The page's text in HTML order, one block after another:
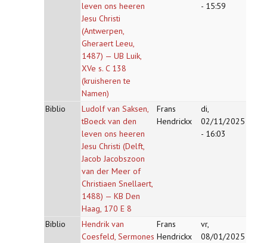
leven ons heeren
Jesu Christi
(Antwerpen,
Gheraert Leeu,
1487) — UB Luik,
XVe s. C 138
(kruisheren te
Namen)
- 15:59
Biblio
Ludolf van Saksen,
tBoeck van den
leven ons heeren
Jesu Christi (Delft,
Jacob Jacobszoon
van der Meer of
Christiaen Snellaert,
1488) — KB Den
Haag, 170 E 8
Frans
Hendrickx
di,
02/11/2025
- 16:03
Biblio
Hendrik van
Coesfeld, Sermones
Frans
Hendrickx
vr,
08/01/2025